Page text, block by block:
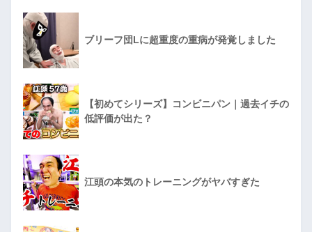
ブリーフ団Lに超重度の重病が発覚しました
【初めてシリーズ】コンビニパン｜過去イチの
低評価が出た？
江頭の本気のトレーニングがヤバすぎた